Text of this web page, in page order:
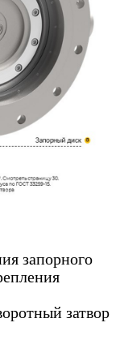
запорного
затвор